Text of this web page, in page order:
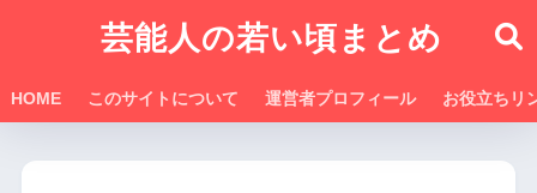
芸能人の若い頃まとめ
HOME このサイトについて 運営者プロフィール お役立ちリ